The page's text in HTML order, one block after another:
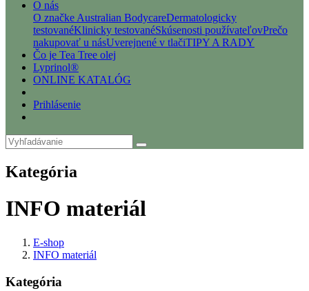
O nás
O značke Australian BodycareDermatologicky
testovanéKlinicky testovanéSkúsenosti používateľovPrečo
nakupovať u násUverejnené v tlačiTIPY A RADY
Čo je Tea Tree olej
Lyprinol®
ONLINE KATALÓG
Prihlásenie
Kategória
INFO materiál
E-shop
INFO materiál
Kategória